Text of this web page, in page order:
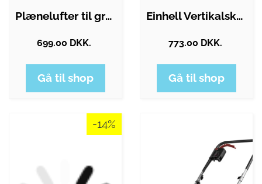
Plænelufter til græsplæne 45 cm bred…
699.00 DKK.
Gå til shop
Einhell Vertikalskærer GC-ES 1231/1…
773.00 DKK.
Gå til shop
-14%